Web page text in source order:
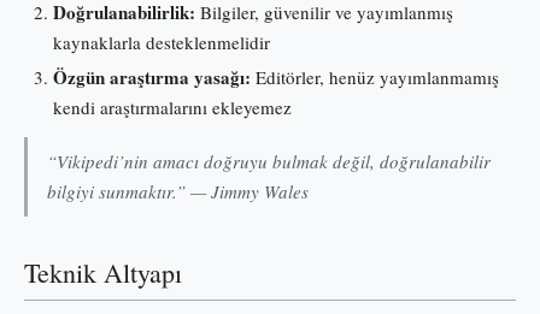
Doğrulanabilirlik: Bilgiler, güvenilir ve yayımlanmış
kaynaklarla desteklenmelidir
Özgün araştırma yasağı: Editörler, henüz yayımlanmamış
kendi araştırmalarını ekleyemez
“Vikipedi’nin amacı doğruyu bulmak değil, doğrulanabilir
bilgiyi sunmaktır.” — Jimmy Wales
Teknik Altyapı